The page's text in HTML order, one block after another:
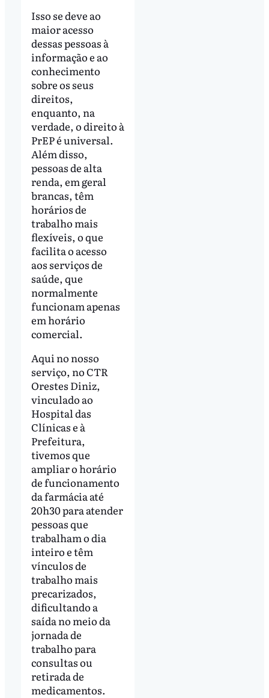
Isso se deve ao
maior acesso
dessas pessoas à
informação e ao
conhecimento
sobre os seus
direitos,
enquanto, na
verdade, o direito à
PrEP é universal.
Além disso,
pessoas de alta
renda, em geral
brancas, têm
horários de
trabalho mais
flexíveis, o que
facilita o acesso
aos serviços de
saúde, que
normalmente
funcionam apenas
em horário
comercial.
Aqui no nosso
serviço, no CTR
Orestes Diniz,
vinculado ao
Hospital das
Clínicas e à
Prefeitura,
tivemos que
ampliar o horário
de funcionamento
da farmácia até
20h30 para atender
pessoas que
trabalham o dia
inteiro e têm
vínculos de
trabalho mais
precarizados,
dificultando a
saída no meio da
jornada de
trabalho para
consultas ou
retirada de
medicamentos.